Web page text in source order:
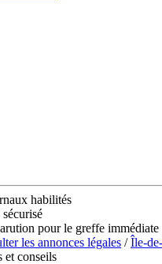
habilités
pour le greffe immédiate
les annonces légales /Île-
et conseils